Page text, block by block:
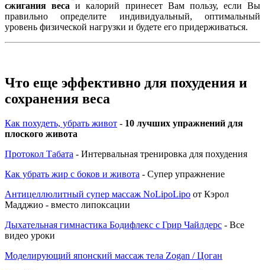
сжигания веса и калорий принесет Вам пользу, если Вы
правильно определите индивидуальный, оптимальный
уровень физической нагрузки и будете его придерживаться.
Что еще эффективно для похудения и
сохранения веса
Как похудеть, убрать живот - 10 лучших упражнений для
плоского живота
Протокол Табата - Интервальная тренировка для похудения
Как убрать жир с боков и живота - Супер упражнение
Антицеллюлитный супер массаж NoLipoLipo от Кэрол
Мадджио - вместо липоксации
Дыхательная гимнастика Бодифлекс с Грир Чайлдерс - Все
видео уроки
Моделирующий японский массаж тела Zogan / Цоган